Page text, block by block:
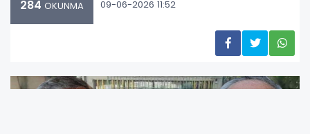
284 OKUNMA 09-06-2026 11:52